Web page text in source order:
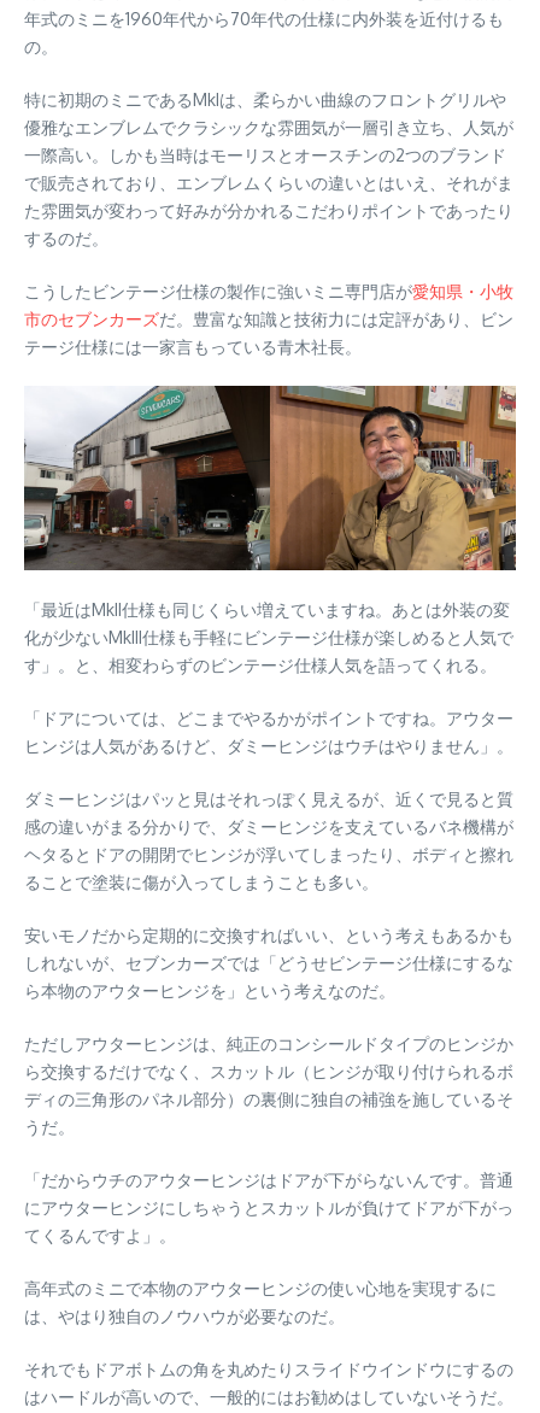
年式のミニを1960年代から70年代の仕様に内外装を近付けるも
の。
特に初期のミニであるMkIは、柔らかい曲線のフロントグリルや
優雅なエンブレムでクラシックな雰囲気が一層引き立ち、人気が
一際高い。しかも当時はモーリスとオースチンの2つのブランド
で販売されており、エンブレムくらいの違いとはいえ、それがま
た雰囲気が変わって好みが分かれるこだわりポイントであったり
するのだ。
こうしたビンテージ仕様の製作に強いミニ専門店が愛知県・小牧
市のセブンカーズだ。豊富な知識と技術力には定評があり、ビン
テージ仕様には一家言もっている青木社長。
「最近はMkII仕様も同じくらい増えていますね。あとは外装の変
化が少ないMkIII仕様も手軽にビンテージ仕様が楽しめると人気で
す」。と、相変わらずのビンテージ仕様人気を語ってくれる。
「ドアについては、どこまでやるかがポイントですね。アウター
ヒンジは人気があるけど、ダミーヒンジはウチはやりません」。
ダミーヒンジはパッと見はそれっぽく見えるが、近くで見ると質
感の違いがまる分かりで、ダミーヒンジを支えているバネ機構が
ヘタるとドアの開閉でヒンジが浮いてしまったり、ボディと擦れ
ることで塗装に傷が入ってしまうことも多い。
安いモノだから定期的に交換すればいい、という考えもあるかも
しれないが、セブンカーズでは「どうせビンテージ仕様にするな
ら本物のアウターヒンジを」という考えなのだ。
ただしアウターヒンジは、純正のコンシールドタイプのヒンジか
ら交換するだけでなく、スカットル（ヒンジが取り付けられるボ
ディの三角形のパネル部分）の裏側に独自の補強を施しているそ
うだ。
「だからウチのアウターヒンジはドアが下がらないんです。普通
にアウターヒンジにしちゃうとスカットルが負けてドアが下がっ
てくるんですよ」。
高年式のミニで本物のアウターヒンジの使い心地を実現するに
は、やはり独自のノウハウが必要なのだ。
それでもドアボトムの角を丸めたりスライドウインドウにするの
はハードルが高いので、一般的にはお勧めはしていないそうだ。